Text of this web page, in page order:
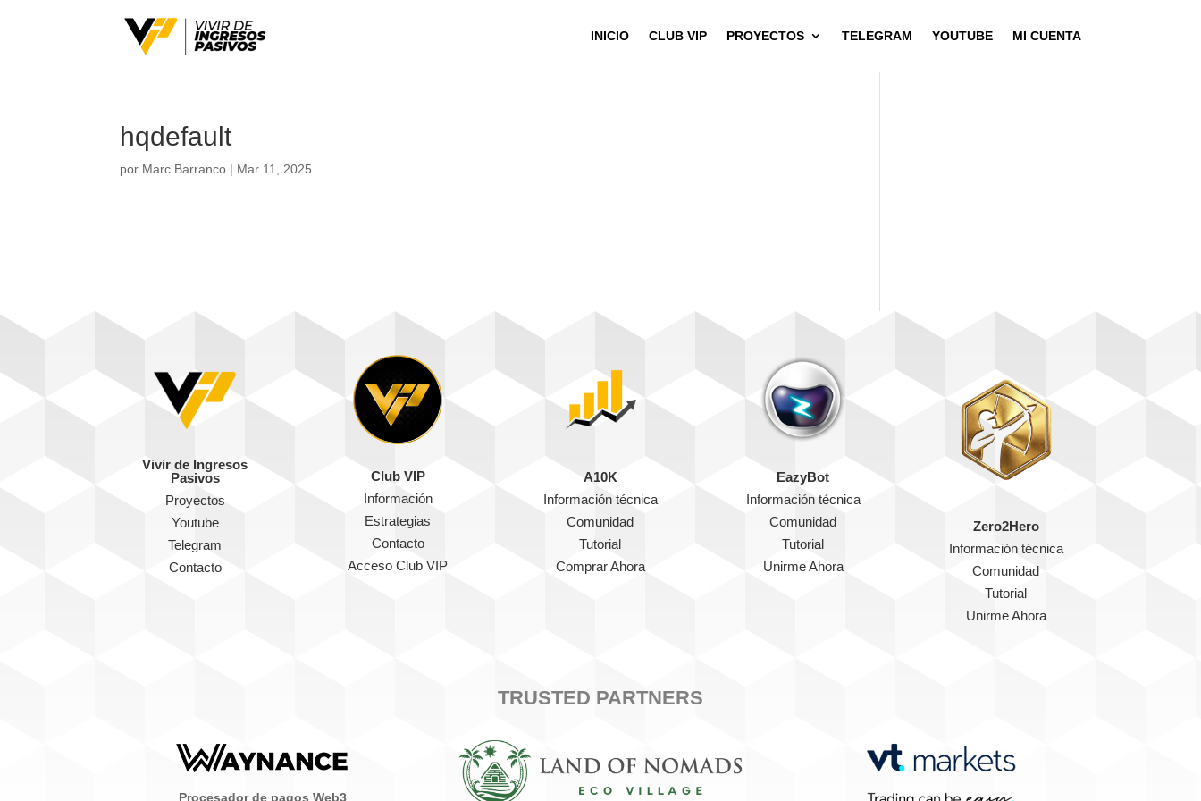
INICIO CLUB VIP PROYECTOS TELEGRAM YOUTUBE MI CUENTA
hqdefault
por Marc Barranco | Mar 11, 2025
Vivir de Ingresos
Pasivos
Proyectos
Youtube
Telegram
Contacto
Club VIP
Información
Estrategias
Contacto
Acceso Club VIP
A10K
Información técnica
Comunidad
Tutorial
Comprar Ahora
EazyBot
Información técnica
Comunidad
Tutorial
Unirme Ahora
Zero2Hero
Información técnica
Comunidad
Tutorial
Unirme Ahora
TRUSTED PARTNERS
Procesador de pagos Web3